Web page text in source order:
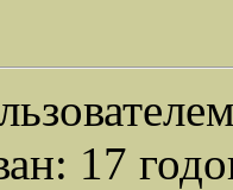
17